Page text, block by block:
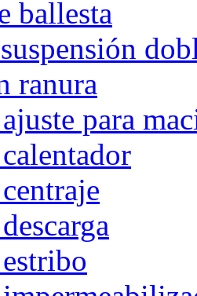
ballesta
ranura
para